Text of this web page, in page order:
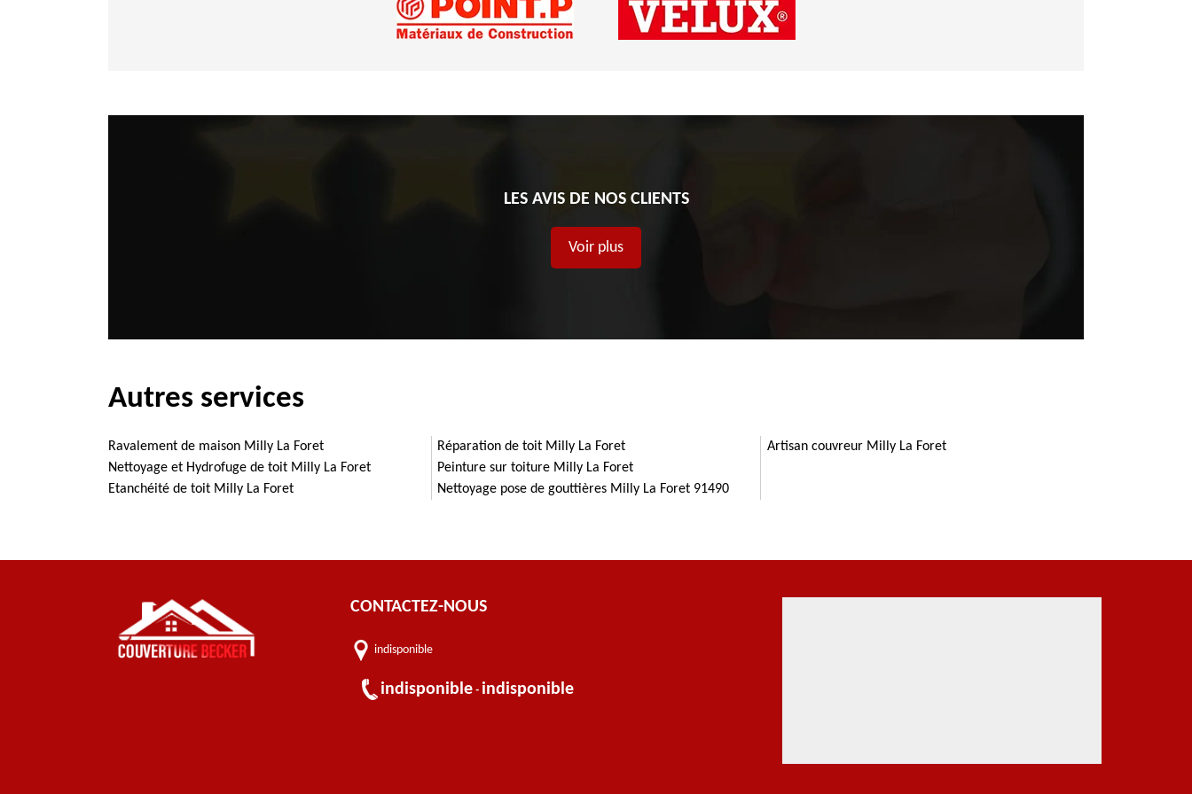
LES AVIS DE NOS CLIENTS
Voir plus
Autres services
Ravalement de maison Milly La Foret
Nettoyage et Hydrofuge de toit Milly La Foret
Etanchéité de toit Milly La Foret
Réparation de toit Milly La Foret
Peinture sur toiture Milly La Foret
Nettoyage pose de gouttières Milly La Foret 91490
Artisan couvreur Milly La Foret
CONTACTEZ-NOUS
indisponible
indisponible - indisponible